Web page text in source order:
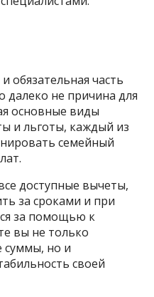
обязательная часть
далеко не причина для
основные виды
и льготы, каждый из
семейный
доступные вычеты,
за сроками и при
за помощью к
вы не только
суммы, но и
своей